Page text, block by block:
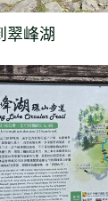
翠峰湖